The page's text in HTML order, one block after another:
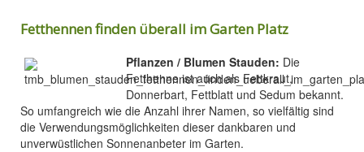
Fetthennen finden überall im Garten Platz
Pflanzen / Blumen Stauden: Die
Fetthenne ist auch als Fettkraut,
Donnerbart, Fettblatt und Sedum bekannt.
So umfangreich wie die Anzahl ihrer Namen, so vielfältig sind
die Verwendungsmöglichkeiten dieser dankbaren und
unverwüstlichen Sonnenanbeter im Garten.